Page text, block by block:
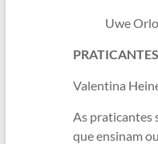
Uwe
PRATICANTES
Valentina
As praticantes
que ensinam